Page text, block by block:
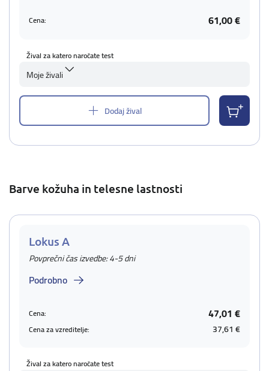
Cena: 61,00 €
Žival za katero naročate test
Moje živali
Dodaj žival
Barve kožuha in telesne lastnosti
Lokus A
Povprečni čas izvedbe: 4-5 dni
Podrobno
Cena: 47,01 €
Cena za vzreditelje: 37,61 €
Žival za katero naročate test